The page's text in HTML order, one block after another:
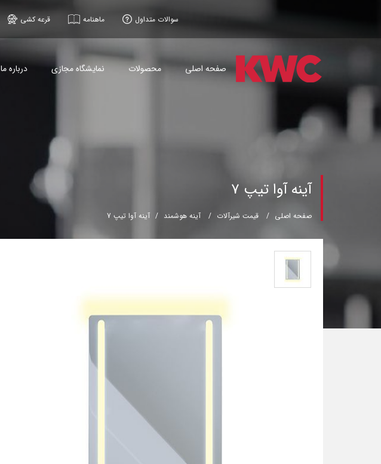
سوالات متداول ماهنامه قرعه کشی
صفحه اصلی محصولات نمایشگاه مجازی درباره ما
آینه آوا تیپ 7
صفحه اصلی قیمت شیرآلات آینه هوشمند آینه آوا تیپ 7